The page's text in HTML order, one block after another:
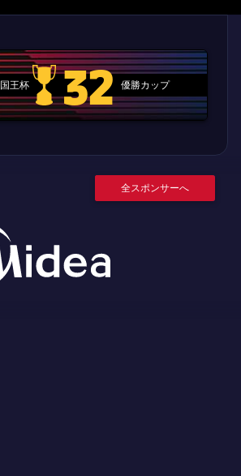
国王杯
国王杯
32 優勝カップ
全スポンサーへ